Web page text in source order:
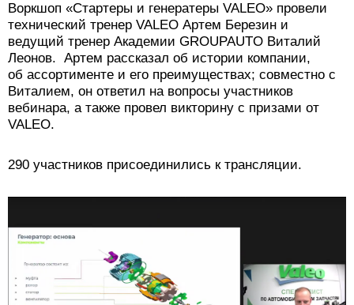
Воркшоп «Стартеры и генератеры VALEO» провели
технический тренер VALEO Артем Березин и
ведущий тренер Академии GROUPAUTO Виталий
Леонов. Артем рассказал об истории компании,
об ассортименте и его преимуществах; совместно с
Виталием, он ответил на вопросы участников
вебинара, а также провел викторину с призами от
VALEO.
290 участников присоединились к трансляции.